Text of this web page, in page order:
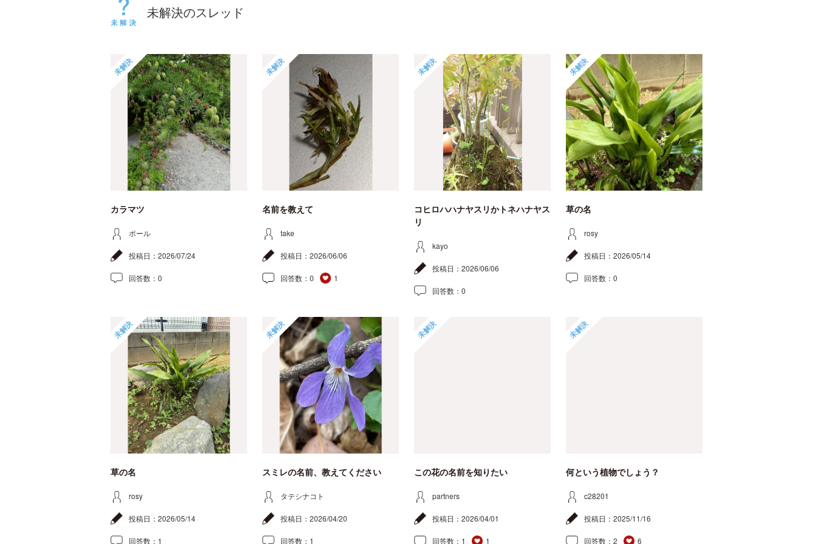
未解決のスレッド
未解決
カラマツ
ポール
投稿日： 2026/07/24
回答数： 0
未解決
名前を教えて
take
投稿日： 2026/06/06
回答数： 0 1
未解決
コヒロハハナヤスリかトネハナヤス
リ
kayo
投稿日： 2026/06/06
回答数： 0
未解決
草の名
rosy
投稿日： 2026/05/14
回答数： 0
未解決
草の名
rosy
投稿日： 2026/05/14
回答数： 1
未解決
スミレの名前、教えてください
タテシナコト
投稿日： 2026/04/20
回答数： 1
未解決
この花の名前を知りたい
partners
投稿日： 2026/04/01
回答数： 1 1
未解決
何という植物でしょう？
c28201
投稿日： 2025/11/16
回答数： 2 6